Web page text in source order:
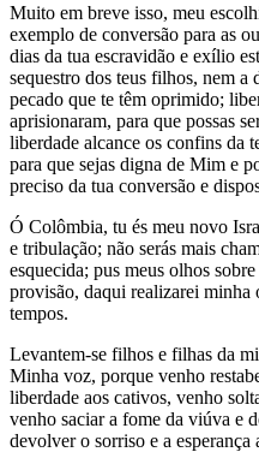
Muito em breve isso, meu
exemplo de conversão para as
dias da tua escravidão e exílio
sequestro dos teus filhos, nem a
pecado que te têm oprimido;
aprisionaram, para que possas
liberdade alcance os confins da
para que sejas digna de Mim e
preciso da tua conversão e
Ó Colômbia, tu és meu novo
e tribulação; não serás mais
esquecida; pus meus olhos
provisão, daqui realizarei minha
tempos.
Levantem-se filhos e filhas da
Minha voz, porque venho
liberdade aos cativos, venho
venho saciar a fome da viúva e
devolver o sorriso e a esperança